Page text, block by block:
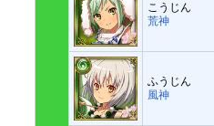
こうじん
荒神
ふうじん
風神